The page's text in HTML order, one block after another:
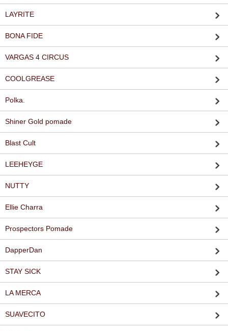
LAYRITE
BONA FIDE
VARGAS 4 CIRCUS
COOLGREASE
Polka.
Shiner Gold pomade
Blast Cult
LEEHEYGE
NUTTY
Ellie Charra
Prospectors Pomade
DapperDan
STAY SICK
LA MERCA
SUAVECITO